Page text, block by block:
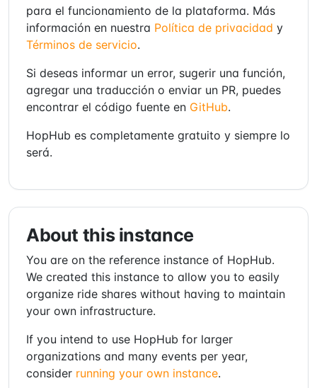
para el funcionamiento de la plataforma. Más
información en nuestra Política de privacidad y
Términos de servicio.
Si deseas informar un error, sugerir una función,
agregar una traducción o enviar un PR, puedes
encontrar el código fuente en GitHub.
HopHub es completamente gratuito y siempre lo
será.
About this instance
You are on the reference instance of HopHub.
We created this instance to allow you to easily
organize ride shares without having to maintain
your own infrastructure.
If you intend to use HopHub for larger
organizations and many events per year,
consider running your own instance.